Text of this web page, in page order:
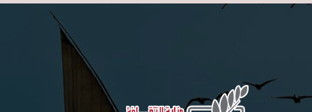
Skip to main content